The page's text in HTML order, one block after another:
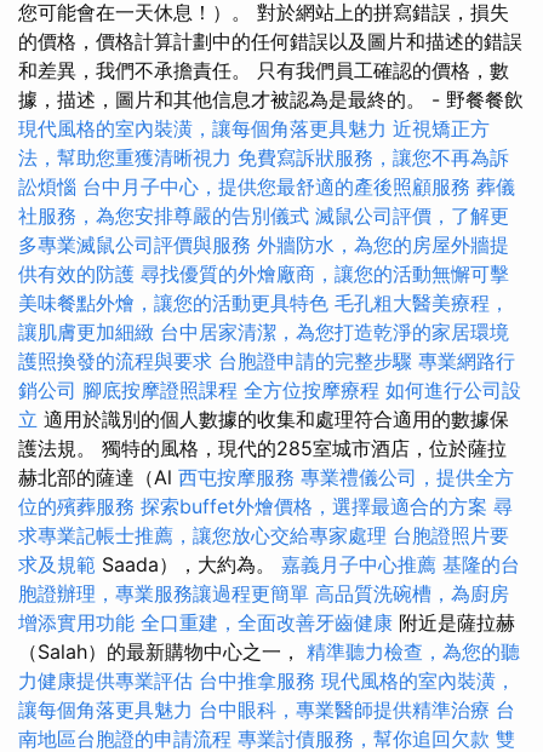
您可能會在一天休息！）。 對於網站上的拼寫錯誤，損失
的價格，價格計算計劃中的任何錯誤以及圖片和描述的錯誤
和差異，我們不承擔責任。 只有我們員工確認的價格，數
據，描述，圖片和其他信息才被認為是最終的。 - 野餐餐飲
現代風格的室內裝潢，讓每個角落更具魅力 近視矯正方
法，幫助您重獲清晰視力 免費寫訴狀服務，讓您不再為訴
訟煩惱 台中月子中心，提供您最舒適的產後照顧服務 葬儀
社服務，為您安排尊嚴的告別儀式 滅鼠公司評價，了解更
多專業滅鼠公司評價與服務 外牆防水，為您的房屋外牆提
供有效的防護 尋找優質的外燴廠商，讓您的活動無懈可擊
美味餐點外燴，讓您的活動更具特色 毛孔粗大醫美療程，
讓肌膚更加細緻 台中居家清潔，為您打造乾淨的家居環境
護照換發的流程與要求 台胞證申請的完整步驟 專業網路行
銷公司 腳底按摩證照課程 全方位按摩療程 如何進行公司設
立 適用於識別的個人數據的收集和處理符合適用的數據保
護法規。 獨特的風格，現代的285室城市酒店，位於薩拉
赫北部的薩達（Al 西屯按摩服務 專業禮儀公司，提供全方
位的殯葬服務 探索buffet外燴價格，選擇最適合的方案 尋
求專業記帳士推薦，讓您放心交給專家處理 台胞證照片要
求及規範 Saada），大約為。 嘉義月子中心推薦 基隆的台
胞證辦理，專業服務讓過程更簡單 高品質洗碗槽，為廚房
增添實用功能 全口重建，全面改善牙齒健康 附近是薩拉赫
（Salah）的最新購物中心之一， 精準聽力檢查，為您的聽
力健康提供專業評估 台中推拿服務 現代風格的室內裝潢，
讓每個角落更具魅力 台中眼科，專業醫師提供精準治療 台
南地區台胞證的申請流程 專業討債服務，幫你追回欠款 雙